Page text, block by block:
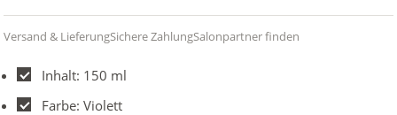
Versand & LieferungSichere ZahlungSalonpartner finden
Inhalt: 150 ml
Farbe: Violett